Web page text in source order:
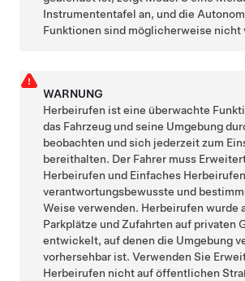
Instrumententafel an, und die
Funktionen sind möglicherweise nicht
WARNUNG
Herbeirufen ist eine überwachte
das Fahrzeug und seine Umgebung
beobachten und sich jederzeit zum
bereithalten. Der Fahrer muss
Herbeirufen und Einfaches Herbeirufen
verantwortungsbewusste und
Weise verwenden. Herbeirufen wurde
Parkplätze und Zufahrten auf privaten
entwickelt, auf denen die Umgebung
vorhersehbar ist. Verwenden Sie
Herbeirufen nicht auf öffentlichen